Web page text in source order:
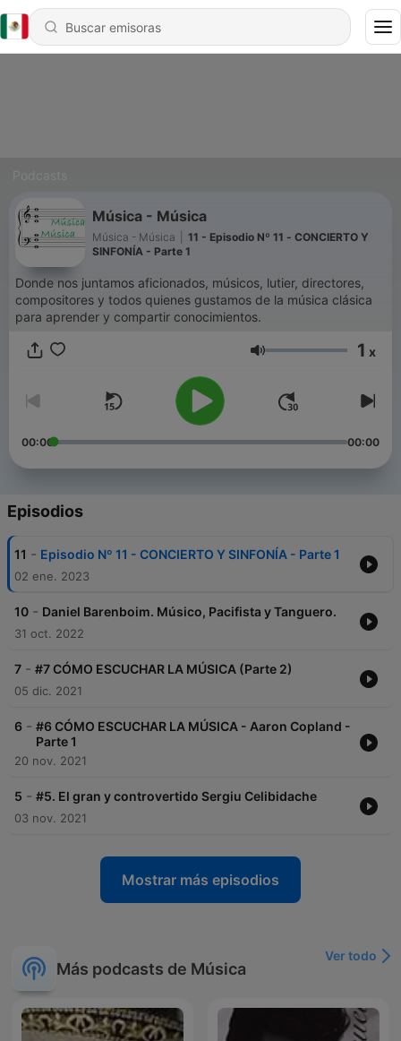
Música - Música
Música - Música
11 - Episodio Nº 11 - CONCIERTO Y
SINFONÍA - Parte 1
Donde nos juntamos aficionados, músicos, lutier, directores,
compositores y todos quienes gustamos de la música clásica
para aprender y compartir conocimientos.
Volumen 1 x
00:00 00:00
Episodios
11 - Episodio Nº 11 - CONCIERTO Y SINFONÍA - Parte 1
02 ene. 2023
10 - Daniel Barenboim. Músico, Pacifista y Tanguero.
31 oct. 2022
7 - #7 CÓMO ESCUCHAR LA MÚSICA (Parte 2)
05 dic. 2021
6 - #6 CÓMO ESCUCHAR LA MÚSICA - Aaron Copland -
Parte 1
20 nov. 2021
5 - #5. El gran y controvertido Sergiu Celibidache
03 nov. 2021
Mostrar más episodios
Más podcasts de Música
Ver todo